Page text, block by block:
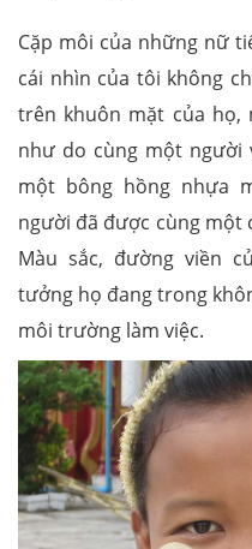
Cặp môi của những nữ
cái nhìn của tôi không
trên khuôn mặt của họ,
như do cùng một người
một bông hồng nhựa
người đã được cùng một
Màu sắc, đường viền
tưởng họ đang trong
môi trường làm việc.